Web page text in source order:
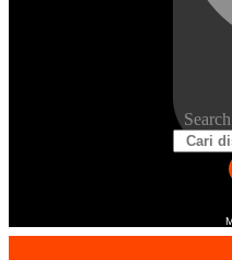
Search